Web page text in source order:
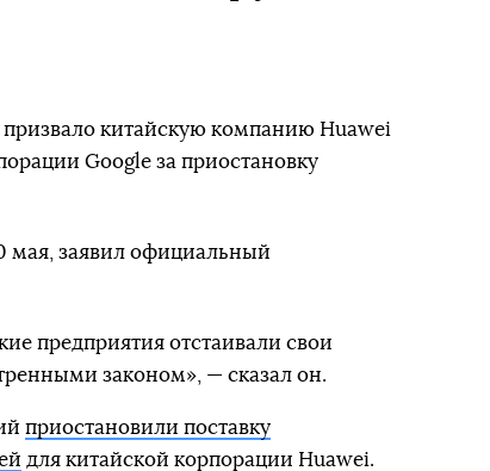
китайскую компанию Huawei
Google за приостановку
мая, заявил официальный
предприятия отстаивали свои
законом», — сказал он.
приостановили поставку
для китайской корпорации Huawei.